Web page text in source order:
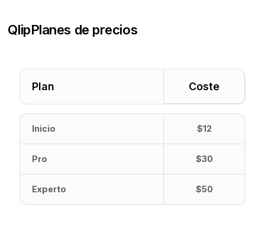
QlipPlanes de precios
Plan Coste
Inicio $12
Pro $30
Experto $50